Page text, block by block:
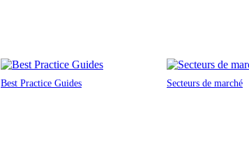
Best Practice Guides Secteurs de marché